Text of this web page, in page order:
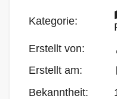
Blog
Kategorie:
Erstellt von:
Erstellt am:
Bekanntheit: